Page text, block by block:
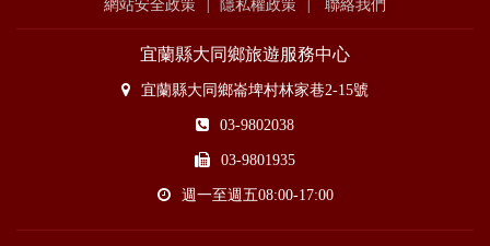
網站安全政策 隱私權政策 聯絡我們
宜蘭縣大同鄉旅遊服務中心
宜蘭縣大同鄉崙埤村林家巷2-15號
03-9802038
03-9801935
週一至週五08:00-17:00